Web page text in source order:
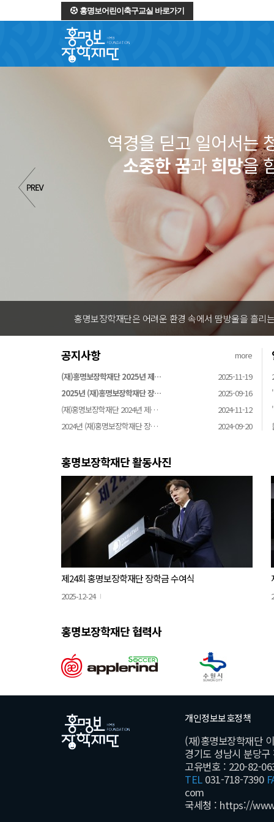
홍명보어린이축구교실 바로가기
역경을 딛고 일어서는
소중한 꿈과희망을
홍명보장학재단은 어려운 환경 속에서 땀방울을 흘리
공지사항
more
(재)홍명보장학재단 2025년 제…
2025-11-19
2025년 (재)홍명보장학재단 장…
2025-09-16
(재)홍명보장학재단 2024년 제…
2024-11-12
2024년 (재)홍명보장학재단 장…
2024-09-20
홍명보장학재단 활동사진
제24회 홍명보장학재단 장학금 수여식
2025-12-24
홍명보장학재단 협력사
개인정보보호정책
(재)홍명보장학재단
경기도 성남시 분당
고유번호 : 220-82-
TEL031-718-7390
com
국세청 : https://